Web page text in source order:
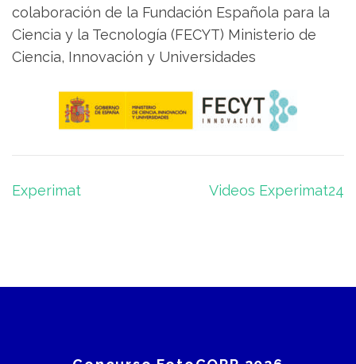
colaboración de la Fundación Española para la
Ciencia y la Tecnología (FECYT) Ministerio de
Ciencia, Innovación y Universidades
Navegación
Experimat Videos Experimat24